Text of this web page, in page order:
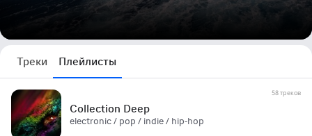
Треки Плейлисты
Collection Deep
electronic / pop / indie / hip-hop
58 треков